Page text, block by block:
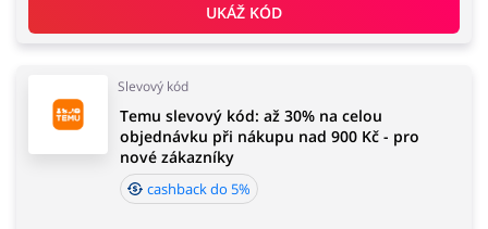
UKÁŽ KÓD
Slevový kód
Temu slevový kód: až 30% na celou
objednávku při nákupu nad 900 Kč - pro
nové zákazníky
cashback do 5%